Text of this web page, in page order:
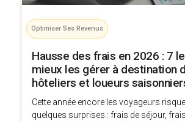
Optimiser Ses Revenus
Hausse des frais en 2026 : 7
mieux les gérer à destination
hôteliers et loueurs
Cette année encore les voyageurs
quelques surprises : frais de séjour, frais